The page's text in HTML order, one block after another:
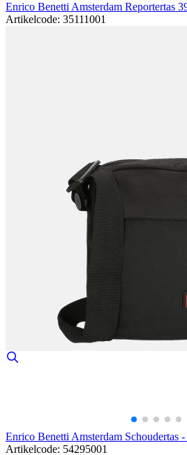
Enrico Benetti Amsterdam Reportertas
Artikelcode: 35111001
Enrico Benetti Amsterdam Schoudertas
Artikelcode: 54295001